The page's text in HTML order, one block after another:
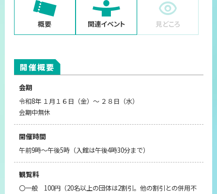
概要 関連イベント 見どころ
開催概要
会期
令和8年 １月１６日（金）～ ２８日（水）
会期中無休
開催時間
午前9時～午後5時（入館は午後4時30分まで）
観覧料
〇一般 100円（20名以上の団体は2割引。他の割引との併用不